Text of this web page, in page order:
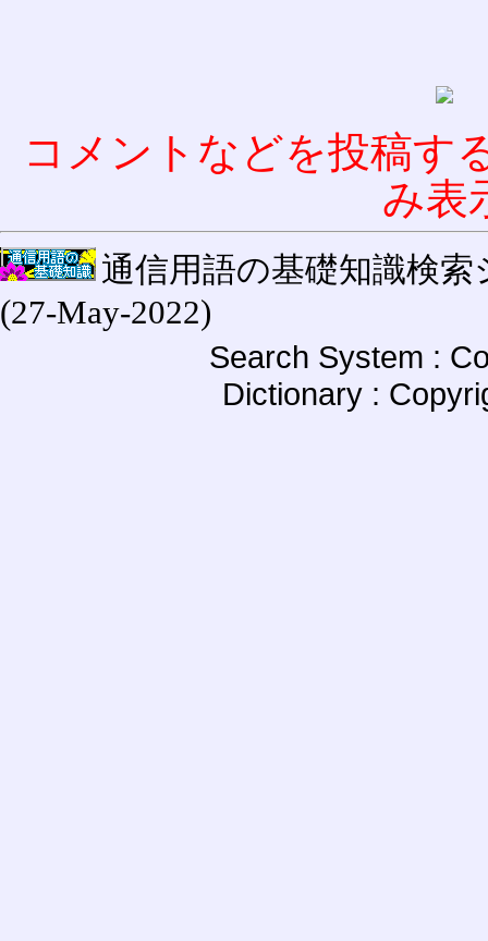
コメントなどを投稿す
み表
通信用語の基礎知識検索
(27-May-2022)
Search System :
Dictionary :